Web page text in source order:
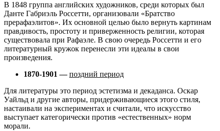
В 1848 группа английских художников, среди которых был
Данте Габриэль Россетти, организовали «Братство
прерафаэлитов». Их основной целью было вернуть картинам
правдивость, простоту и приверженность религии, которая
существовала при Рафаэле. В свою очередь Россетти и его
литературный кружок перенесли эти идеалы в свои
произведения.
1870-1901 — поздний период
Для литературы это период эстетизма и декаданса. Оскар
Уайльд и другие авторы, придерживающиеся этого стиля,
настаивали на экспериментах и считали, что искусство
выступает категорически против «естественных» норм
морали.